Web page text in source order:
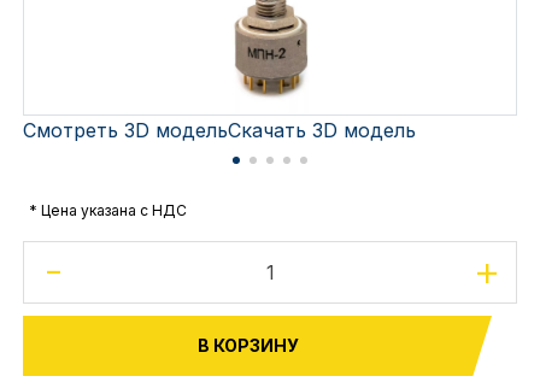
Смотреть 3D модельСкачать 3D модель
* Цена указана с НДС
- +
В КОРЗИНУ